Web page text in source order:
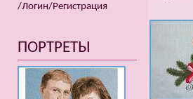
/Логин/Регистрация
ПОРТРЕТЫ